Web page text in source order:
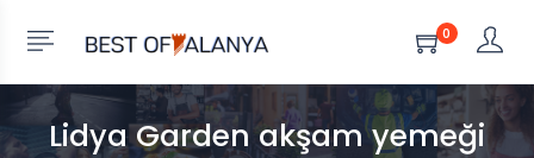
0
Lidya Garden akşam yemeği